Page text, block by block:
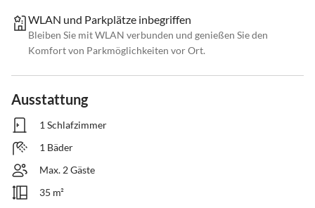
WLAN und Parkplätze inbegriffen
Bleiben Sie mit WLAN verbunden und genießen Sie den
Komfort von Parkmöglichkeiten vor Ort.
Ausstattung
1 Schlafzimmer
1 Bäder
Max. 2 Gäste
35 m²